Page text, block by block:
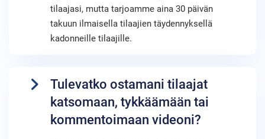
tilaajasi, mutta tarjoamme aina 30 päivän
takuun ilmaisella tilaajien täydennyksellä
kadonneille tilaajille.
Tulevatko ostamani tilaajat
katsomaan, tykkäämään tai
kommentoimaan videoni?